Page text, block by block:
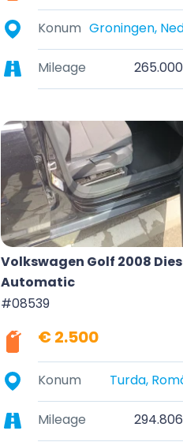
Konum
Mileage
Volkswagen Golf 2008
Automatic
#08539
€ 2.500
Konum Turda,
Mileage